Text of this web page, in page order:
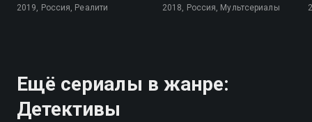
2019, Россия, Реалити 2018, Россия, Мультсериалы
Ещё сериалы в жанре:
Детективы